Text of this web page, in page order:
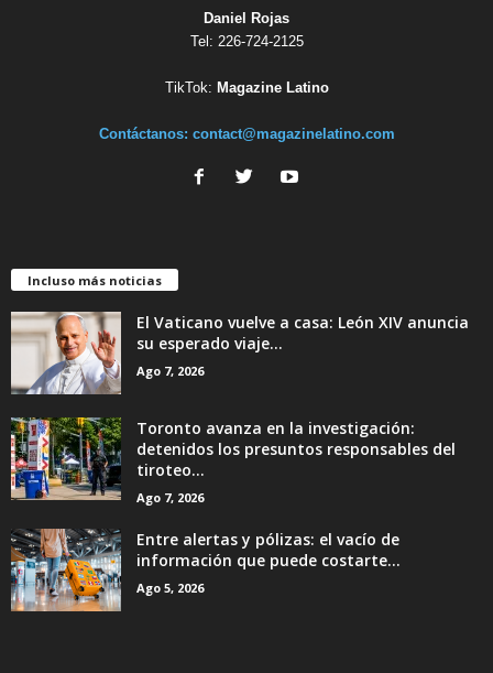
Daniel Rojas
Tel: 226-724-2125
TikTok: Magazine Latino
Contáctanos: contact@magazinelatino.com
Incluso más noticias
El Vaticano vuelve a casa: León XIV anuncia
su esperado viaje...
Ago 7, 2026
Toronto avanza en la investigación:
detenidos los presuntos responsables del
tiroteo...
Ago 7, 2026
Entre alertas y pólizas: el vacío de
información que puede costarte...
Ago 5, 2026